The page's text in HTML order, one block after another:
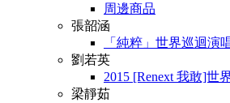
周邊商品
張韶涵
「純粹」世界巡迴演
劉若英
2015 [Renext 我敢]世
梁靜茹